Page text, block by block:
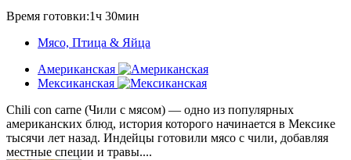
Время готовки:1ч 30мин
Мясо, Птица & Яйца
Американская
Мексиканская
Chili con carne (Чили с мясом) — одно из популярных
американских блюд, история которого начинается в Мексике
тысячи лет назад. Индейцы готовили мясо с чили, добавляя
местные специи и травы....